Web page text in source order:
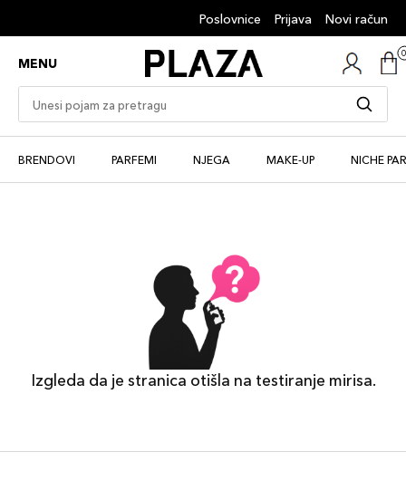
Poslovnice Prijava Novi račun
MENU
BRENDOVI PARFEMI NJEGA MAKE-UP NICHE
Izgleda da je stranica otišla na testiranje mirisa.